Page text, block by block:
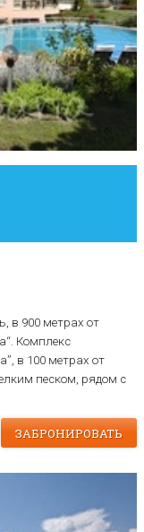
в 900 метрах от
Комплекс
в 100 метрах от
песком, рядом с
ЗАБРОНИРОВАТЬ